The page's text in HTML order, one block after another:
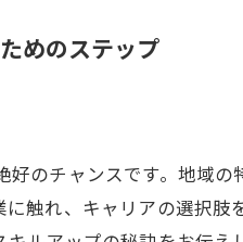
めのステップ
のチャンスです。地域
触れ、キャリアの選択